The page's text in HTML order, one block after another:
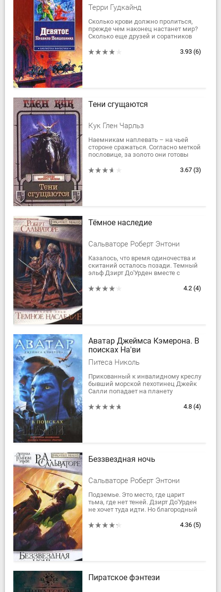
Терри Гудкайнд
Сколько крови должно пролиться,
прежде чем наконец настанет мир?
Сколько еще друзей и соратников
Ричарду Сайферу, лорду Ралу,...3.93 (6)
Тени сгущаются
Кук Глен Чарльз
Наемникам наплевать – на чьей
стороне сражаться. Согласно меткой
пословице, за золото они готовы
Апокалипсиса. Однако для лихих
3.67 (3)
Тёмное наследие
Сальваторе Роберт Энтони
Казалось, что время одиночества и
скитаний осталось позади. Темный
эльф Дзирт До'Урден вместе с
безопасном, процветающем
4.2 (4)
Аватар Джеймса Кэмерона. В
поисках На'ви
Питеса Николь
Прикованный к инвалидному креслу
бывший морской пехотинец Джейк
Салли попадает на планету
группой ученых работать над
4.8 (4)
Беззвездная ночь
Сальваторе Роберт Энтони
Подземье. Это место, где царит
тьма, где нет теней. Дзирт До'Урден
не хочет туда идти. Но благородный
окажется в Блингденстоуне, городе...
4.36 (5)
Пиратское фэнтези